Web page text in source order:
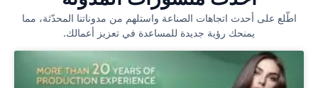
اطّلع على أحدث اتجاهات الصناعة واستلهم من مدوناتنا المحدّثة، مما
يمنحك رؤية جديدة للمساعدة في تعزيز أعمالك.